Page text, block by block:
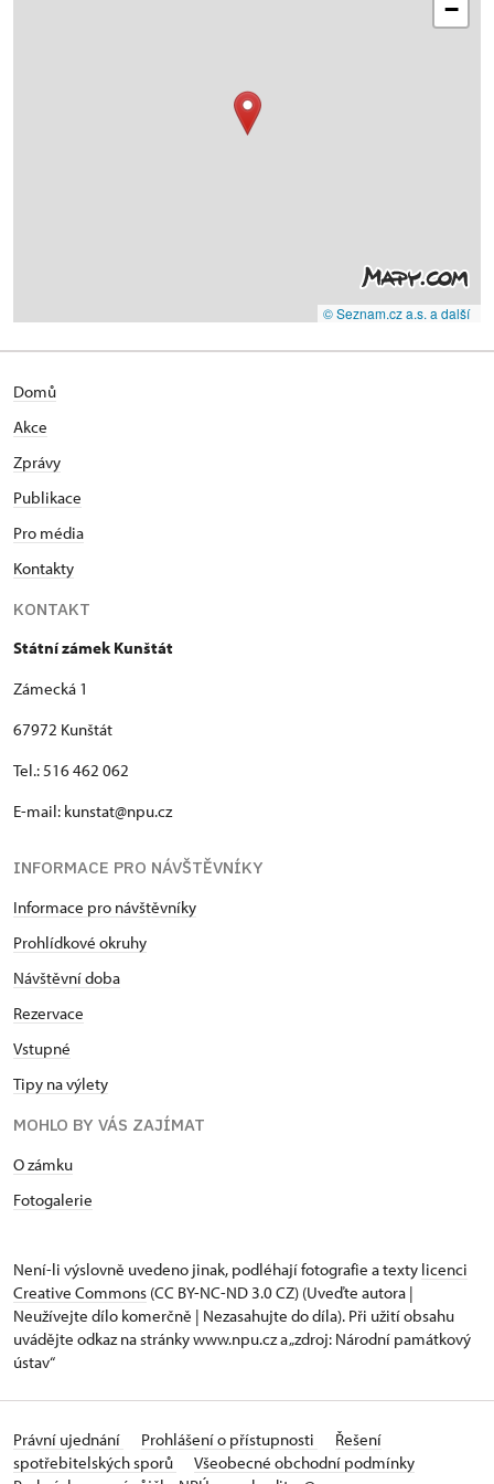
−
© Seznam.cz a.s. a další
Domů
Akce
Zprávy
Publikace
Pro média
Kontakty
KONTAKT
Státní zámek Kunštát
Zámecká 1
67972 Kunštát
Tel.: 516 462 062
E-mail: kunstat@npu.cz
INFORMACE PRO NÁVŠTĚVNÍKY
Informace pro návštěvníky
Prohlídkové okruhy
Návštěvní doba
Rezervace
Vstupné
Tipy na výlety
MOHLO BY VÁS ZAJÍMAT
O zámku
Fotogalerie
Není-li výslovně uvedeno jinak, podléhají fotografie a texty licenci
Creative Commons (CC BY-NC-ND 3.0 CZ) (Uveďte autora |
Neužívejte dílo komerčně | Nezasahujte do díla). Při užití obsahu
uvádějte odkaz na stránky www.npu.cz a „zdroj: Národní památkový
ústav“
Právní ujednání Prohlášení o přístupnosti
Řešení
spotřebitelských sporů
Všeobecné obchodní podmínky